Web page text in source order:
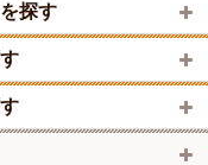
探す